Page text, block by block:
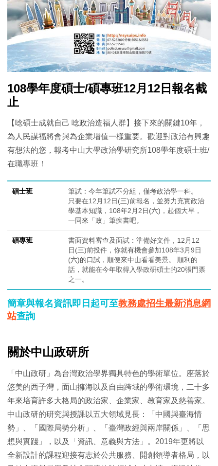
108學年度碩士/碩專班12月12日報名截
止
【唸碩士成就自己 唸政治造福人群】 接下來的關鍵10年，
為人民謀福將會與為企業增值一樣重要。 歡迎對政治有興趣
有想法的您，報考中山大學政治學研究所108學年度碩士班/
在職專班！
碩士班
筆試：今年筆試不分組，僅考政治學一科。
只要在12月12日(三)前報名，並努力充實政治
學基本知識，108年2月2日(六)，起個大早，
一同來「政」筆疾書吧。
碩專班
書面資料審查及面試：準備好文件，12月12
日(三)前投件，你就有機會參加108年3月9日
(六)的口試，順便來中山看看美景。 順利的
話，就能在今年取得入學政研碩士的20張門票
之一。
簡章與報名資訊即日起可至教務處招生最新消息網
站查詢
關於中山政研所
「中山政研」為台灣政治學界獨具特色的學術單位。座落於
悠美的西子灣，面山擁海以及自由跨域的學術環境，二十多
年來培育許多大格局的政治家、企業家、教育家及慈善家。
中山政研的研究與授課以五大領域見長：「中國與臺海情
勢」、「國際局勢分析」、「臺灣政經與兩岸關係」、「思
想與實踐」，以及「資訊、意義與方法」。2019年更將以
全新設計的課程迎接有志於公共服務、開創領導者格局，以